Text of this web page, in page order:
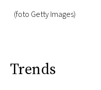
(foto Getty Images)
Trends